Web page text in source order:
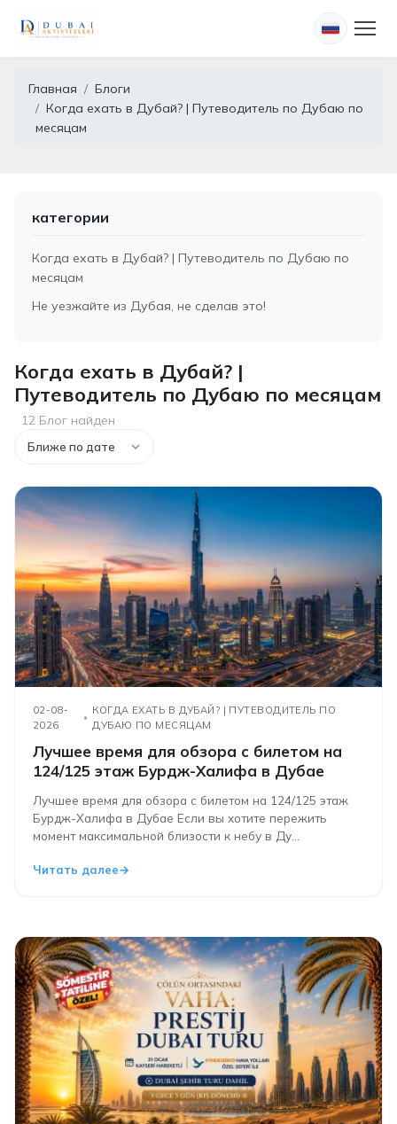
Главная
Блоги
Когда ехать в Дубай? | Путеводитель по Дубаю по
месяцам
категории
Когда ехать в Дубай? | Путеводитель по Дубаю по
месяцам
Не уезжайте из Дубая, не сделав это!
Когда ехать в Дубай? |
Путеводитель по Дубаю по месяцам
12 Блог найден
02-08-
2026
КОГДА ЕХАТЬ В ДУБАЙ? | ПУТЕВОДИТЕЛЬ ПО
ДУБАЮ ПО МЕСЯЦАМ
Лучшее время для обзора с билетом на
124/125 этаж Бурдж-Халифа в Дубае
Лучшее время для обзора с билетом на 124/125 этаж
Бурдж-Халифа в Дубае Если вы хотите пережить
момент максимальной близости к небу в Ду...
Читать далее